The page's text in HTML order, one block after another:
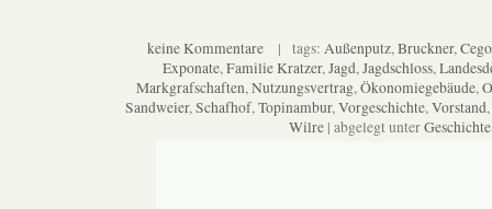
keine Kommentare | tags: Außenputz,Bruckner,Cego
Exponate,Familie Kratzer,Jagd,Jagdschloss,
Markgrafschaften,Nutzungsvertrag,Ökonomiegebäude,
Sandweier,Schafhof,Topinambur,Vorgeschichte,Vorstand,
Wilre | abgelegt unterGeschichte